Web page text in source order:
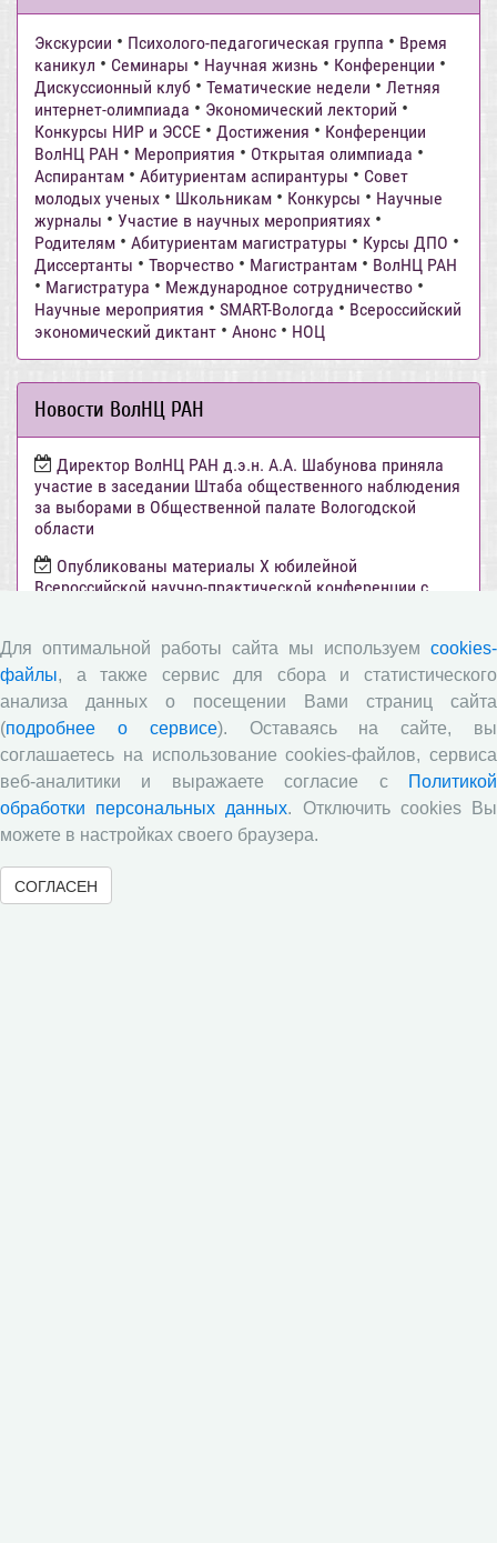
Экскурсии • Психолого-педагогическая группа • Время
каникул • Семинары • Научная жизнь • Конференции •
Дискуссионный клуб • Тематические недели • Летняя
интернет-олимпиада • Экономический лекторий •
Конкурсы НИР и ЭССЕ • Достижения • Конференции
ВолНЦ РАН • Мероприятия • Открытая олимпиада •
Аспирантам • Абитуриентам аспирантуры • Совет
молодых ученых • Школьникам • Конкурсы • Научные
журналы • Участие в научных мероприятиях •
Родителям • Абитуриентам магистратуры • Курсы ДПО •
Диссертанты • Творчество • Магистрантам • ВолНЦ РАН
• Магистратура • Международное сотрудничество •
Научные мероприятия • SMART-Вологда • Всероссийский
экономический диктант • Анонс • НОЦ
Новости ВолНЦ РАН
Директор ВолНЦ РАН д.э.н. А.А. Шабунова приняла
участие в заседании Штаба общественного наблюдения
за выборами в Общественной палате Вологодской
области
Опубликованы материалы X юбилейной
Всероссийской научно-практической конференции с
национальные приоритеты и проекты», приуроченной к
35-летию Центра
Опубликованы материалы XI Международной научно-
практической интернет-конференции «Глобальные
вызовы и региональное развитие в зеркале
социологических измерений»
Вышел новый выпуск информационно-
аналитического бюллетеня «Эффективность
посвященный результатам социологического опроса
жителей Вологодской области в июне 2026 года
Для оптимальной работы сайта мы используем cookies-
файлы, а также сервис для сбора и статистического
анализа данных о посещении Вами страниц сайта
(подробнее о сервисе). Оставаясь на сайте, вы
соглашаетесь на использование cookies-файлов, сервиса
веб-аналитики и выражаете согласие с
Политикой
обработки персональных данных. Отключить cookies Вы
можете в настройках своего браузера.
СОГЛАСЕН